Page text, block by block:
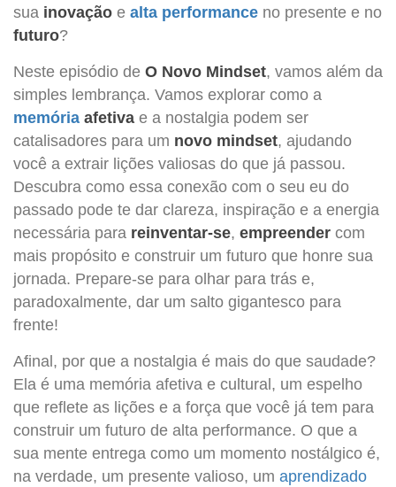
sua inovação e alta performance no presente e no
futuro?
Neste episódio de O Novo Mindset, vamos além da
simples lembrança. Vamos explorar como a
memória afetiva e a nostalgia podem ser
catalisadores para um novo mindset, ajudando
você a extrair lições valiosas do que já passou.
Descubra como essa conexão com o seu eu do
passado pode te dar clareza, inspiração e a energia
necessária para reinventar-se, empreender com
mais propósito e construir um futuro que honre sua
jornada. Prepare-se para olhar para trás e,
paradoxalmente, dar um salto gigantesco para
frente!
Afinal, por que a nostalgia é mais do que saudade?
Ela é uma memória afetiva e cultural, um espelho
que reflete as lições e a força que você já tem para
construir um futuro de alta performance. O que a
sua mente entrega como um momento nostálgico é,
na verdade, um presente valioso, um aprendizado